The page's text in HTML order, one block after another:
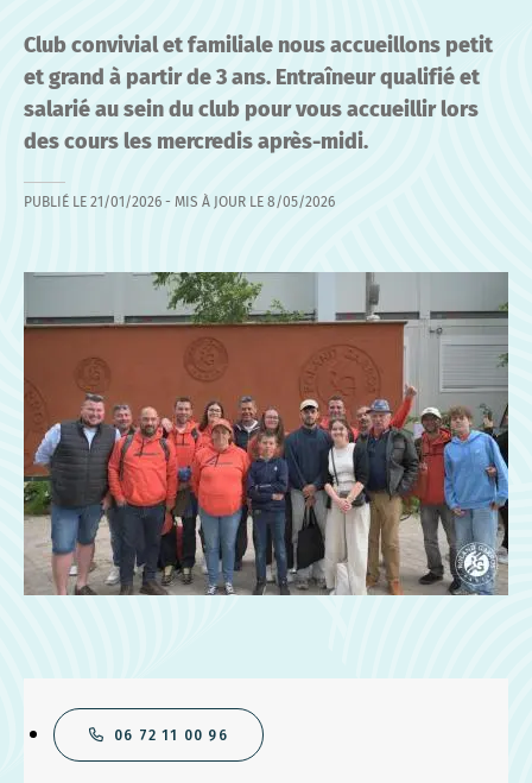
Club convivial et familiale nous accueillons petit
et grand à partir de 3 ans. Entraîneur qualifié et
salarié au sein du club pour vous accueillir lors
des cours les mercredis après-midi.
PUBLIÉ LE 21/01/2026 - MIS À JOUR LE 8/05/2026
06 72 11 00 96